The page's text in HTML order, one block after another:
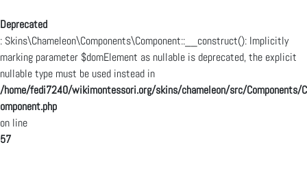
Deprecated
: Skins\Chameleon\Components\Component::__construct(): Implicitly
marking parameter $domElement as nullable is deprecated, the explicit
nullable type must be used instead in
/home/fedi7240/wikimontessori.org/skins/chameleon/src/Components/C
omponent.php
on line
57